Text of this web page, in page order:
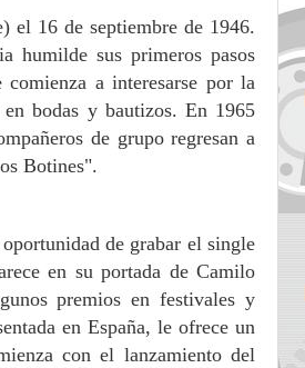
16 de septiembre de 1946.
humilde sus primeros pasos
a interesarse por la
bodas y bautizos. En 1965
de grupo regresan a
Botines".
de grabar el single
en su portada de Camilo
premios en festivales y
en España, le ofrece un
con el lanzamiento del